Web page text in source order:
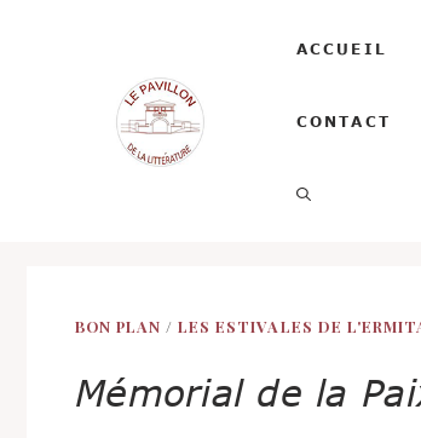
ACCUEIL
CONTACT
BON PLAN /LES ESTIVALES DE
Mémorial de la